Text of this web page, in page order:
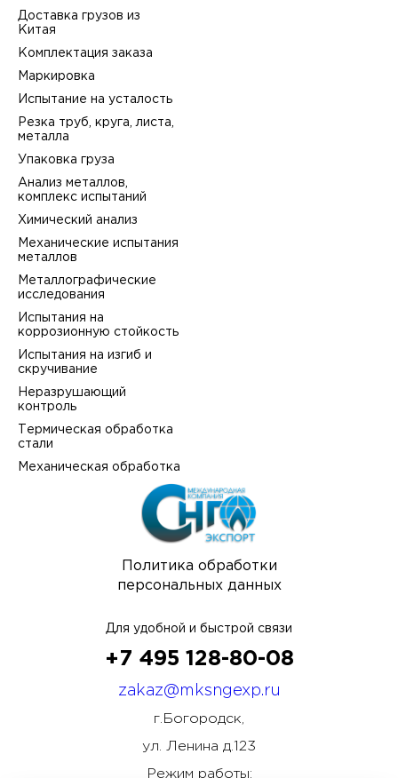
Политика обработки
персональных данных
Доставка грузов из
Китая
Комплектация заказа
Маркировка
Испытание на усталость
Резка труб, круга, листа,
металла
Упаковка груза
Анализ металлов,
комплекс испытаний
Химический анализ
Механические испытания
металлов
Металлографические
исследования
Испытания на
коррозионную стойкость
Испытания на изгиб и
скручивание
Неразрушающий
контроль
Термическая обработка
стали
Механическая обработка
Для удобной и быстрой связи
+7 495 128-80-08
zakaz@mksngexp.ru
г.Богородск,
ул. Ленина д.123
Режим работы: